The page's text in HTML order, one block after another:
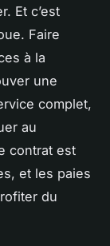
Et c’est
Faire
à la
une
complet,
au
contrat est
et les paies
du